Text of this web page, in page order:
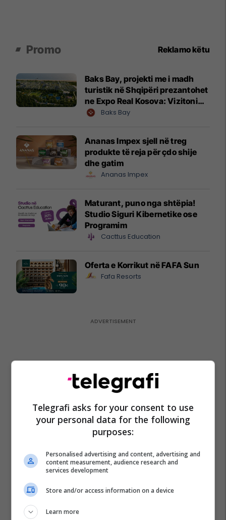
Promo Reklamo këtu
Baks Bay, projekti me i madh
turistik në Shqipëri prezantohet
ne Expo Real Kosova: Vizitoni
shtandin dhe zbuloni
Baks Bay
Ananas Impex sjell në treg
produkte të reja për çdo shije
dhe gatim
Ananas Impex
Maturant, puno nga shtëpia!
Studio Siguri Kibernetike ose
Programim
Cacttus Education
Oferta e Korrikut në FAFA Sun
Fafa Resorts
Telegrafi asks for your consent to use
your personal data for the following
purposes:
Personalised advertising and content, advertising and
content measurement, audience research and
services development
Store and/or access information on a device
Learn more